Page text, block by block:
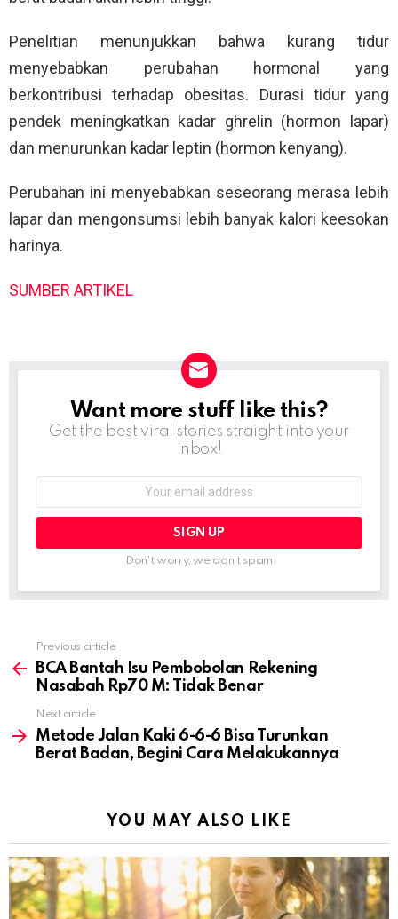
Penelitian menunjukkan bahwa kurang tidur
menyebabkan perubahan hormonal yang
berkontribusi terhadap obesitas. Durasi tidur yang
pendek meningkatkan kadar ghrelin (hormon lapar)
dan menurunkan kadar leptin (hormon kenyang).
Perubahan ini menyebabkan seseorang merasa lebih
lapar dan mengonsumsi lebih banyak kalori keesokan
harinya.
SUMBER ARTIKEL
NEWSLETTER
Want more stuff like this?
Get the best viral stories straight into your
inbox!
Don't worry, we don't spam
more
Previous article
BCA Bantah Isu Pembobolan Rekening
Nasabah Rp70 M: Tidak Benar
Next article
Metode Jalan Kaki 6-6-6 Bisa Turunkan
Berat Badan, Begini Cara Melakukannya
YOU MAY ALSO LIKE